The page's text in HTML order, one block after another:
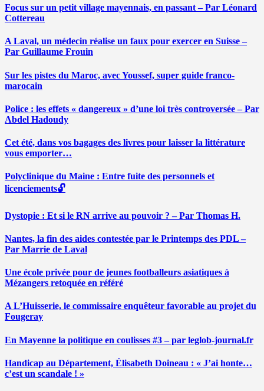
Focus sur un petit village mayennais, en passant – Par Léonard
Cottereau
A Laval, un médecin réalise un faux pour exercer en Suisse –
Par Guillaume Frouin
Sur les pistes du Maroc, avec Youssef, super guide franco-
marocain
Police : les effets « dangereux » d’une loi très controversée – Par
Abdel Hadoudy
Cet été, dans vos bagages des livres pour laisser la littérature
vous emporter…
Polyclinique du Maine : Entre fuite des personnels et
licenciements🔓
Dystopie : Et si le RN arrive au pouvoir ? – Par Thomas H.
Nantes, la fin des aides contestée par le Printemps des PDL –
Par Marrie de Laval
Une école privée pour de jeunes footballeurs asiatiques à
Mézangers retoquée en référé
A L’Huisserie, le commissaire enquêteur favorable au projet du
Fougeray
En Mayenne la politique en coulisses #3 – par leglob-journal.fr
Handicap au Département, Élisabeth Doineau : « J’ai honte…
c’est un scandale ! »